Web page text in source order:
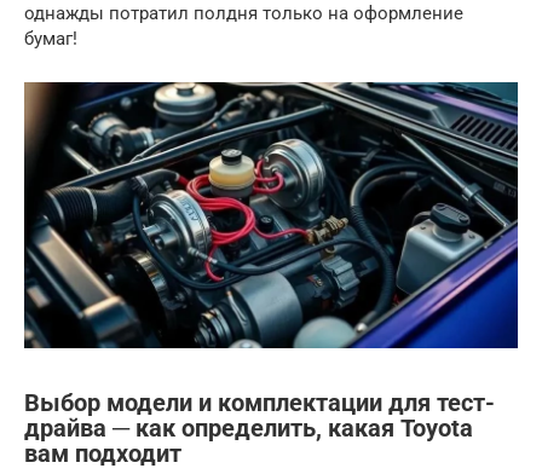
однажды потратил полдня только на оформление
бумаг!
Выбор модели и комплектации для тест-
драйва ─ как определить, какая Toyota
вам подходит